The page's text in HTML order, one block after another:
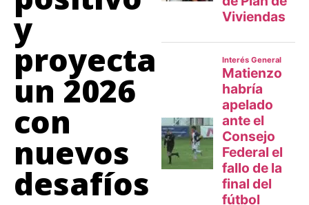
y
proyecta
un 2026
con
nuevos
desafíos